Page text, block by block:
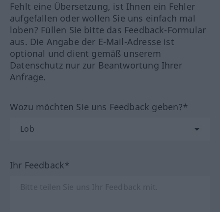
Fehlt eine Übersetzung, ist Ihnen ein Fehler
aufgefallen oder wollen Sie uns einfach mal
loben? Füllen Sie bitte das Feedback-Formular
aus. Die Angabe der E-Mail-Adresse ist
optional und dient gemäß unserem
Datenschutz nur zur Beantwortung Ihrer
Anfrage.
Wozu möchten Sie uns Feedback geben?*
Ihr Feedback*